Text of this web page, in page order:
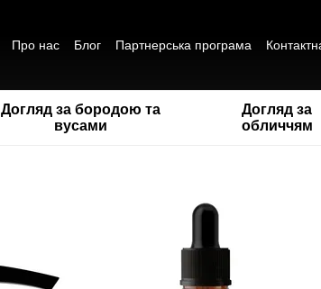
Про нас Блог Партнерська програма
Догляд за бородою та
вусами
Догляд за
обличчям